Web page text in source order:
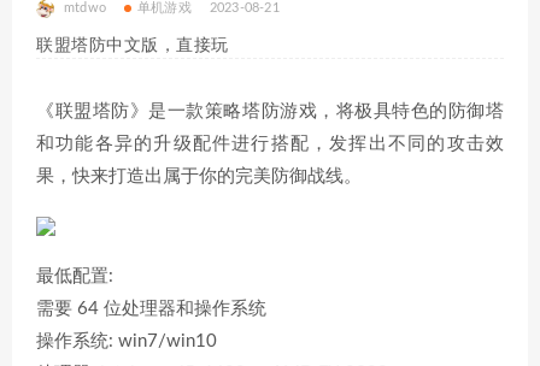
mtdwo 单机游戏 2023-08-21
联盟塔防中文版，直接玩
《联盟塔防》是一款策略塔防游戏，将极具特色的防御塔
和功能各异的升级配件进行搭配，发挥出不同的攻击效
果，快来打造出属于你的完美防御战线。
最低配置:
需要 64 位处理器和操作系统
操作系统: win7/win10